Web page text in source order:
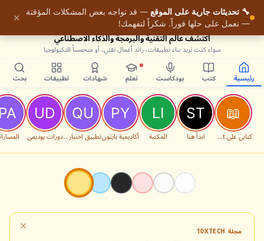
اكتشف عالم التقنية والبرمجة والذكاء الاصطناعي
سواء كنت تريد بناء تطبيقات، رائد أعمال تقني، أو متحمساً للتكنولوجيا
رئيسية كتب بودكاست تعلم شهادات تطبيقات بحث
كتابي على Packt ابدأ هنا المكتبة أكاديمية بايثون تطبيق اختبارات البرمجةدورات يوديمي
✕ مجلة 10XTECH
🔧 تحديثات جارية على الموقع — قد تواجه بعض المشكلات المؤقتة
— نعمل على حلها فوراً. شكراً لتفهمك!
✕